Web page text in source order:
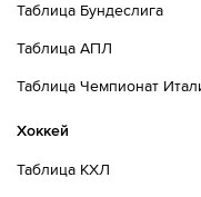
Таблица Бундеслига
Таблица АПЛ
Таблица Чемпионат
Хоккей
Таблица КХЛ